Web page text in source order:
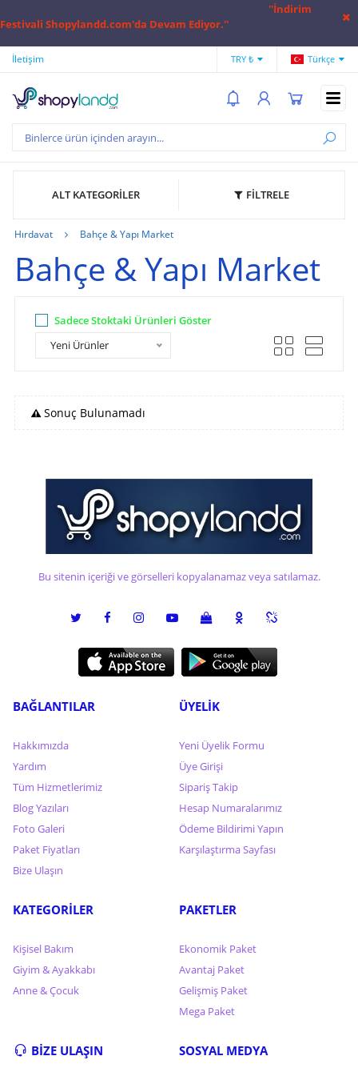
''İndirim
Festivali Shopylandd.com'da Devam Ediyor.''
İletişim Hesap Numaralarımız
TRY ₺ Türkçe
ALT KATEGORİLER FİLTRELE
Hırdavat Bahçe & Yapı Market
Bahçe & Yapı Market
Sadece Stoktaki Ürünleri Göster
Yeni Ürünler
Sonuç Bulunamadı
Bu sitenin içeriği ve görselleri kopyalanamaz veya satılamaz.
BAĞLANTILAR
Hakkımızda
Yardım
Tüm Hizmetlerimiz
Blog Yazıları
Foto Galeri
Paket Fiyatları
Bize Ulaşın
ÜYELİK
Yeni Üyelik Formu
Üye Girişi
Sipariş Takip
Hesap Numaralarımız
Ödeme Bildirimi Yapın
Karşılaştırma Sayfası
KATEGORİLER
Kişisel Bakım
Giyim & Ayakkabı
Anne & Çocuk
PAKETLER
Ekonomik Paket
Avantaj Paket
Gelişmiş Paket
Mega Paket
BİZE ULAŞIN SOSYAL MEDYA